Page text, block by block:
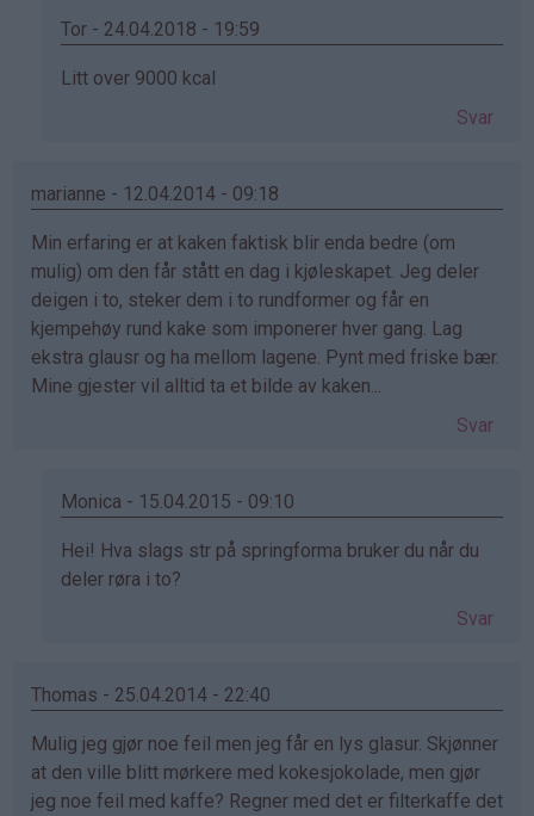
Tor - 24.04.2018 - 19:59
Som
Victoria
bekreftet)
Litt over 9000 kcal
Svar
marianne - 12.04.2014 - 09:18
Min erfaring er at kaken faktisk blir enda bedre (om
mulig) om den får stått en dag i kjøleskapet. Jeg deler
deigen i to, steker dem i to rundformer og får en
kjempehøy rund kake som imponerer hver gang. Lag
ekstra glausr og ha mellom lagene. Pynt med friske bær.
Mine gjester vil alltid ta et bilde av kaken...
Svar
Monica - 15.04.2015 - 09:10
Som
svar
(ikke
Hei! Hva slags str på springforma bruker du når du
deler røra i to?
Svar
Thomas - 25.04.2014 - 22:40
Mulig jeg gjør noe feil men jeg får en lys glasur. Skjønner
at den ville blitt mørkere med kokesjokolade, men gjør
jeg noe feil med kaffe? Regner med det er filterkaffe det